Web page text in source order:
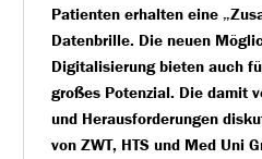
Patienten erhalten eine
Datenbrille. Die neuen
Digitalisierung bieten auch
großes Potenzial. Die damit
und Herausforderungen
von ZWT, HTS und Med Uni